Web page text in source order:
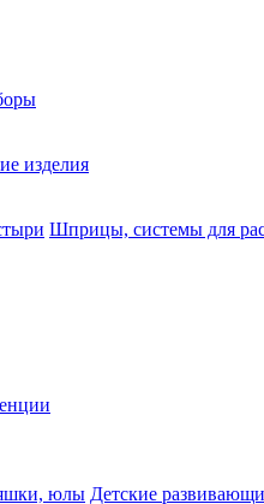
изделия
Шприцы, системы для
юлы Детские